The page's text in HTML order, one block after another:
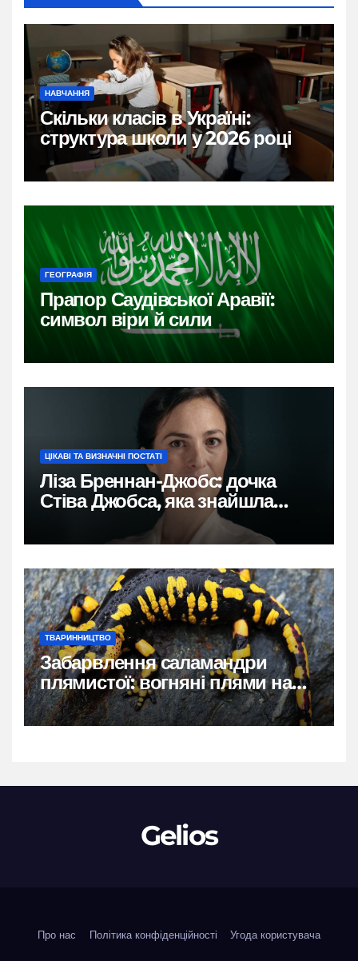
НАВЧАННЯ
Скільки класів в Україні:
структура школи у 2026 році
ГЕОГРАФІЯ
Прапор Саудівської Аравії:
символ віри й сили
ЦІКАВІ ТА ВИЗНАЧНІ ПОСТАТІ
Ліза Бреннан-Джобс: дочка
Стіва Джобса, яка знайшла
власний голос
ТВАРИННИЦТВО
Забарвлення саламандри
плямистої: вогняні плями на
чорному тлі
Gelios
Про нас Політика конфіденційності Угода користувача